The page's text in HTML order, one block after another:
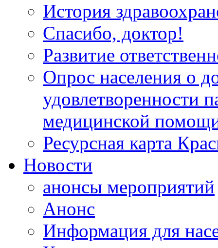
История
Спасибо, доктор!
Развитие
Опрос населения о
удовлетворенности
медицинской
Ресурсная карта
Новости
анонсы мероприятий
Анонс
Информация для